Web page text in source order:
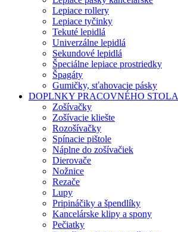
Lepiace rollery
Lepiace tyčinky
Tekuté lepidlá
Univerzálne lepidlá
Sekundové lepidlá
Špeciálne lepiace prostriedky
Špagáty
Gumičky, sťahovacie pásky
DOPLNKY PRACOVNÉHO STOLA
Zošívačky
Zošívacie kliešte
Rozošívačky
Spínacie pištole
Náplne do zošívačiek
Dierovače
Nožnice
Rezače
Lupy
Pripináčiky a špendlíky
Kancelárske klipy a spony
Pečiatky